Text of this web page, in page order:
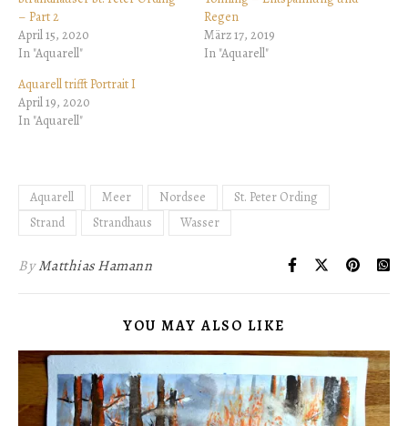
– Part 2
April 15, 2020
In "Aquarell"
Regen
März 17, 2019
In "Aquarell"
Aquarell trifft Portrait I
April 19, 2020
In "Aquarell"
Aquarell Meer Nordsee
St. Peter Ording
Strand
Strandhaus Wasser
ByMatthias Hamann
YOU MAY ALSO LIKE